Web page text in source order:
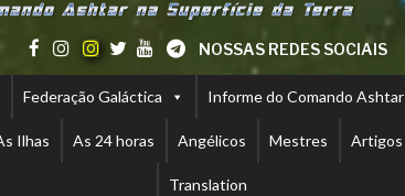
NOSSAS REDES SOCIAIS
Federação Galáctica Informe do Comando Ashtar
Ilhas As 24 horas Angélicos Mestres Artigos
Translation